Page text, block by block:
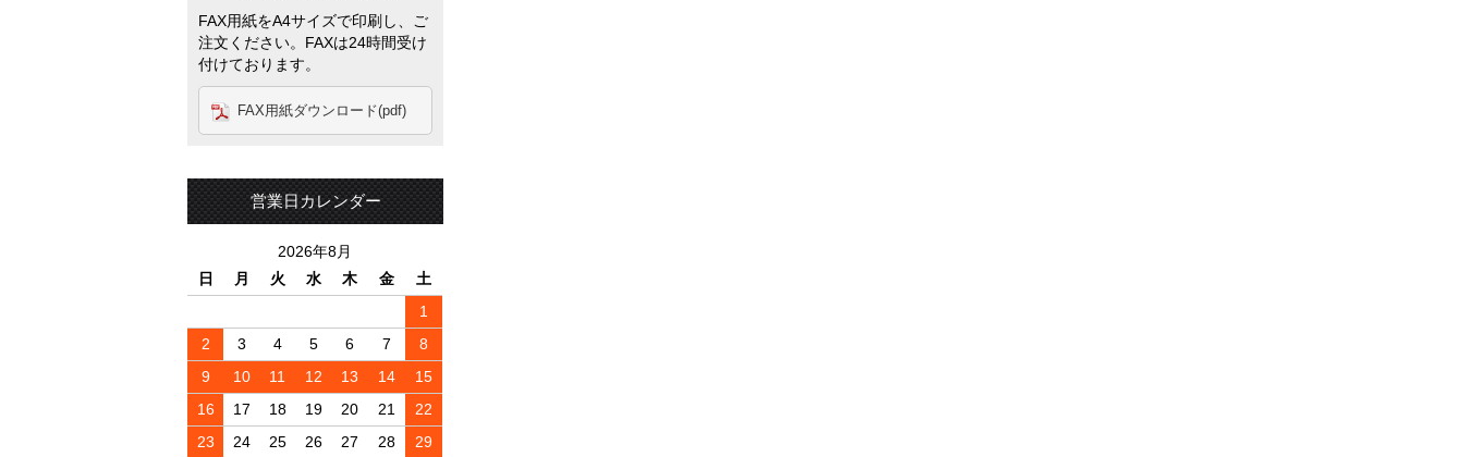
FAX用紙をA4サイズで印刷し、ご
注文ください。FAXは24時間受け
付けております。
FAX用紙ダウンロード(pdf)
営業日カレンダー
2026年8月
日
月 火 水 木 金
土
1
2
3 4 5 6 7
8
9
10 11 12 13 14
15
16
17 18 19 20 21
22
23
24 25 26 27 28
29